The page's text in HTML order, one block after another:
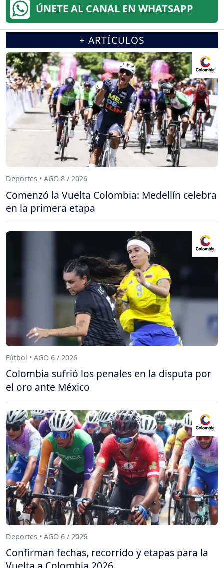
ÚNETE AL CANAL EN WHATSAPP
+ ARTÍCULOS
Deportes • AGO 8 / 2026
Comenzó la Vuelta Colombia: Medellín celebra
en la primera etapa
Fútbol • AGO 6 / 2026
Colombia sufrió los penales en la disputa por
el oro ante México
Deportes • AGO 6 / 2026
Confirman fechas, recorrido y etapas para la